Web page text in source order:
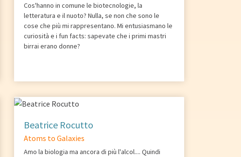
Cos'hanno in comune le biotecnologie, la
letteratura e il nuoto? Nulla, se non che sono le
cose che più mi rappresentano. Mi entusiasmano le
curiosità e i fun facts: sapevate che i primi mastri
birrai erano donne?
Beatrice Rocutto
Atoms to Galaxies
Amo la biologia ma ancora di più l'alcol.... Quindi